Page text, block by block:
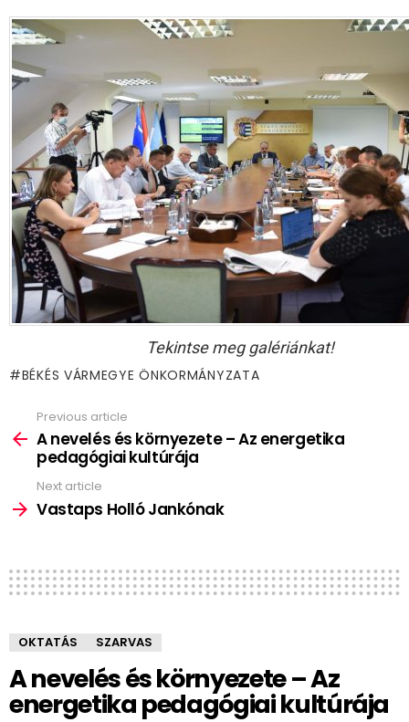
Tekintse meg galériánkat!
BÉKÉS VÁRMEGYE ÖNKORMÁNYZATA
more
Previous article
A nevelés és környezete – Az energetika
pedagógiai kultúrája
Next article
Vastaps Holló Jankónak
OKTATÁS SZARVAS
A nevelés és környezete – Az
energetika pedagógiai kultúrája